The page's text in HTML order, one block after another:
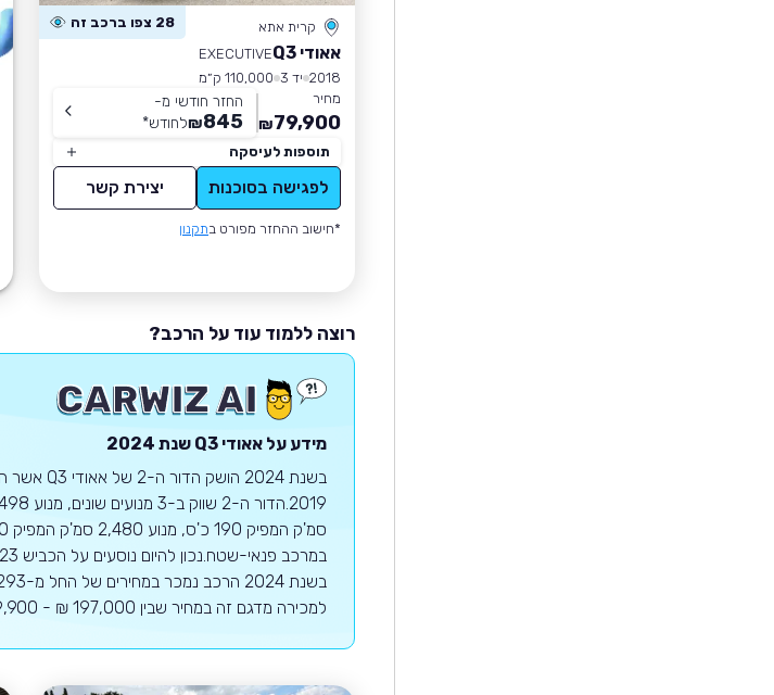
קרית אתא 28 צפו ברכב זה
אאודי Q3
EXECUTIVE
2018 יד 3
110,000 ק״מ
מחיר
79,900
₪
החזר חודשי מ-
845
₪לחודש*
תוספות לעיסקה
לפגישה בסוכנות יצירת קשר
*חישוב ההחזר מפורט בתקנון
רוצה ללמוד עוד על הרכב?
מידע על אאודי Q3 שנת 2024
למכירה מדגם זה במחיר שבין 197,000 ₪ - 249,900 ₪, תלוי מצב וגירסה.